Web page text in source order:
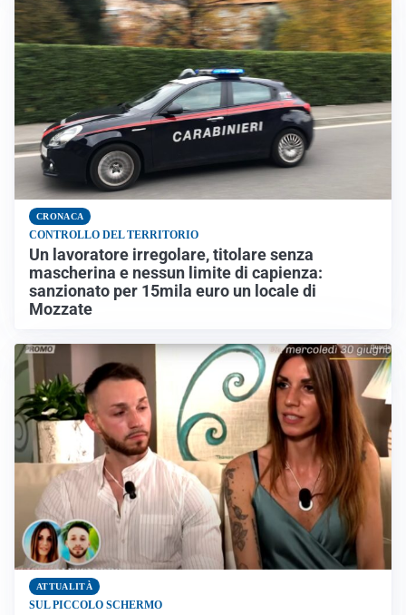
CRONACA
CONTROLLO DEL TERRITORIO
Un lavoratore irregolare, titolare senza
mascherina e nessun limite di capienza:
sanzionato per 15mila euro un locale di
Mozzate
ATTUALITÀ
SUL PICCOLO SCHERMO